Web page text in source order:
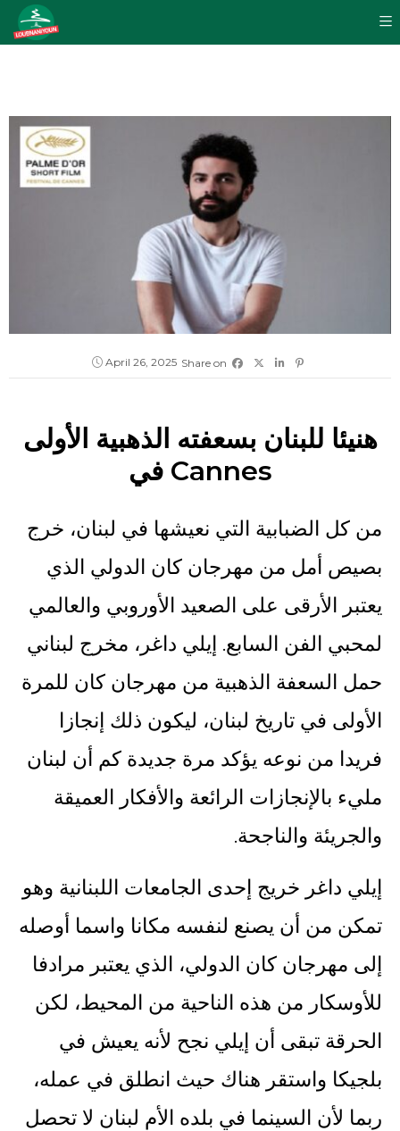
April 26, 2025 Share on
هنيئا للبنان بسعفته الذهبية الأولى
في Cannes
من كل الضبابية التي نعيشها في لبنان، خرج
بصيص أمل من مهرجان كان الدولي الذي
يعتبر الأرقى على الصعيد الأوروبي والعالمي
لمحبي الفن السابع. إيلي داغر، مخرج لبناني
حمل السعفة الذهبية من مهرجان كان للمرة
الأولى في تاريخ لبنان، ليكون ذلك إنجازا
فريدا من نوعه يؤكد مرة جديدة كم أن لبنان
مليء بالإنجازات الرائعة والأفكار العميقة
والجريئة والناجحة.
إيلي داغر خريج إحدى الجامعات اللبنانية وهو
تمكن من أن يصنع لنفسه مكانا واسما أوصله
إلى مهرجان كان الدولي، الذي يعتبر مرادفا
للأوسكار من هذه الناحية من المحيط، لكن
الحرقة تبقى أن إيلي نجح لأنه يعيش في
بلجيكا واستقر هناك حيث انطلق في عمله،
ربما لأن السينما في بلده الأم لبنان لا تحصل